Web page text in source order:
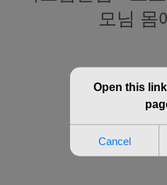
모님 몸